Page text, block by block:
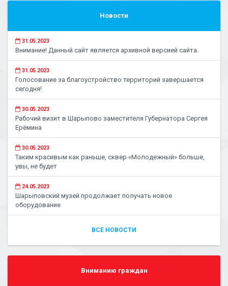
Новости
31.05.2023
Внимание! Данный сайт является архивной версией сайта.
31.05.2023
Голосование за благоустройство территорий завершается
сегодня!
30.05.2023
Рабочий визит в Шарыпово заместителя Губернатора Сергея
Ерёмина
30.05.2023
Таким красивым как раньше, сквер «Молодежный» больше,
увы, не будет
24.05.2023
Шарыповский музей продолжает получать новое
оборудование
ВСЕ НОВОСТИ
Вниманию граждан